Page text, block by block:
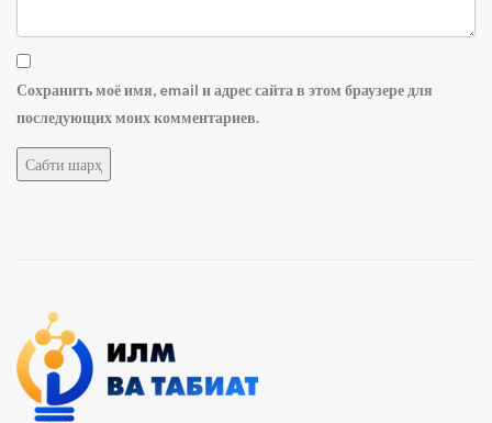
Сохранить моё имя, email и адрес сайта в этом браузере для
последующих моих комментариев.